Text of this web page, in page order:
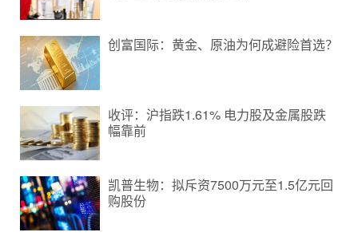
创富国际：黄金、原油为何成避险首选？
收评：沪指跌1.61% 电力股及金属股跌
幅靠前
凯普生物：拟斥资7500万元至1.5亿元回
购股份